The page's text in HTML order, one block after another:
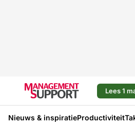
Lees 1
Nieuws & inspiratieProductiviteit